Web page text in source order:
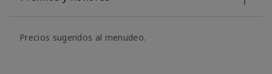
Precios sugeridos al menudeo.